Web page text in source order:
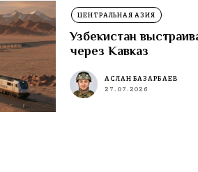
ЦЕНТРАЛЬНАЯ АЗИЯ
Узбекистан
через Кавказ
АСЛАН БАЗАРБАЕВ
27.07.2026